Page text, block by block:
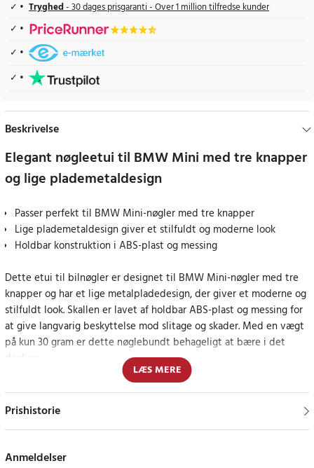
Tryghed- 30 dages prisgaranti - Over 1 million tilfredse kunder
Beskrivelse
Elegant nøgleetui til BMW Mini med tre knapper
og lige plademetaldesign
Passer perfekt til BMW Mini-nøgler med tre knapper
Lige plademetaldesign giver et stilfuldt og moderne look
Holdbar konstruktion i ABS-plast og messing
Dette etui til bilnøgler er designet til BMW Mini-nøgler med tre
knapper og har et lige metalpladedesign, der giver et moderne og
stilfuldt look. Skallen er lavet af holdbar ABS-plast og messing for
at give langvarig beskyttelse mod slitage og skader. Med en vægt
på kun 30 gram er dette nøglebundt behageligt at bære i det
daglige.
Beskyttelse og stil i ét
uden at skulle gå på kompromis med udseendet.
LÆS MERE
Prishistorie
Anmeldelser